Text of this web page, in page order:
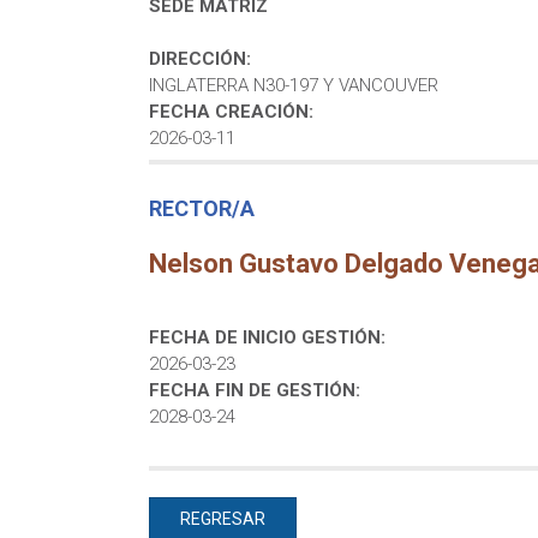
SEDE MATRIZ
DIRECCIÓN:
INGLATERRA N30-197 Y VANCOUVER
FECHA CREACIÓN:
2026-03-11
RECTOR/A
Nelson Gustavo Delgado
FECHA DE INICIO GESTIÓN:
2026-03-23
FECHA FIN DE GESTIÓN:
2028-03-24
REGRESAR